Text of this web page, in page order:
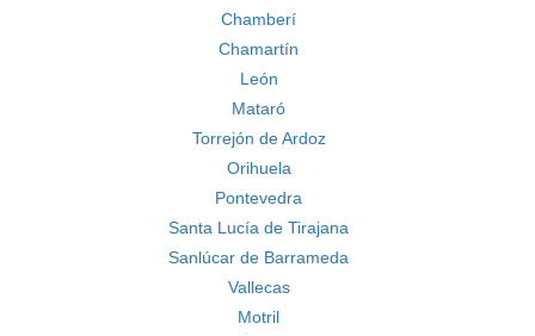
Chamberí
Chamartín
León
Mataró
Torrejón de Ardoz
Orihuela
Pontevedra
Santa Lucía de Tirajana
Sanlúcar de Barrameda
Vallecas
Motril